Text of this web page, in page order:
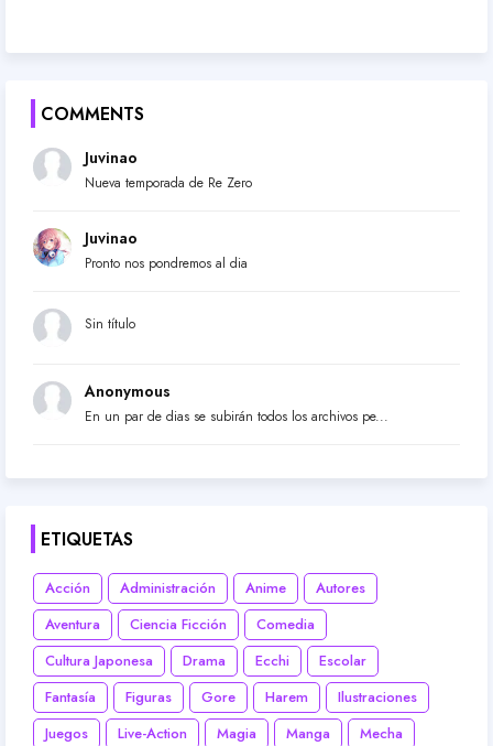
COMMENTS
Juvinao
Nueva temporada de Re Zero
Juvinao
Pronto nos pondremos al dia
Sin título
Anonymous
En un par de dias se subirán todos los archivos pe...
ETIQUETAS
Acción Administración Anime
Autores
Aventura
Ciencia Ficción
Comedia
Cultura Japonesa
Drama Ecchi
Escolar
Fantasía
Figuras Gore Harem
Ilustraciones
Juegos
Live-Action Magia Manga
Mecha